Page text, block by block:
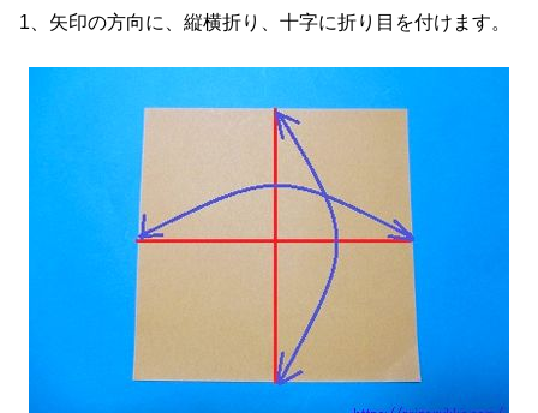
1、矢印の方向に、縦横折り、十字に折り目を付けます。